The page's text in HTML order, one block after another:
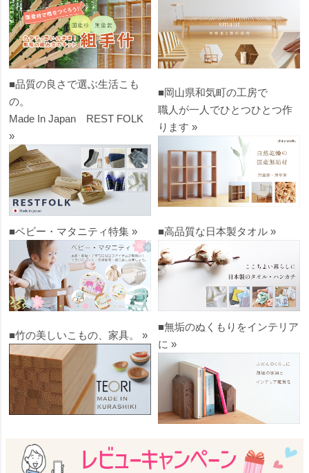
■品質の良さで選ぶ生活こも
の。
Made In Japan REST FOLK
»
■岡山県和気町の工房で
職人が一人でひとつひとつ作
ります »
■ベビー・マタニティ特集 » ■高品質な日本製タオル »
■竹の美しいこもの、家具。 »
■無垢のぬくもりをインテリア
に »